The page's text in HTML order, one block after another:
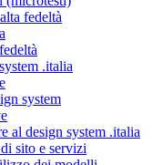
fedeltà
.italia
system
al design system .italia
sito e servizi